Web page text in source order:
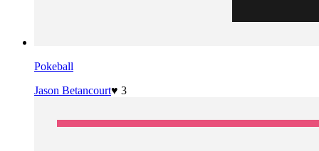
Pokeball
Jason Betancourt♥ 3